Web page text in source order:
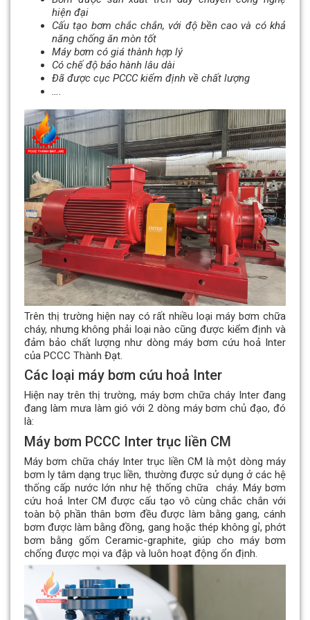
hiện đại
Cấu tạo bơm chắc chắn, với độ bền cao và có khả
năng chống ăn mòn tốt
Máy bơm có giá thành hợp lý
Có chế độ bảo hành lâu dài
Đã được cục PCCC kiểm định về chất lượng
….
Trên thị trường hiện nay có rất nhiều loại máy bơm chữa
cháy, nhưng không phải loại nào cũng được kiểm định và
đảm bảo chất lượng như dòng máy bơm cứu hoả Inter
của PCCC Thành Đạt.
Các loại máy bơm cứu hoả Inter
Hiện nay trên thị trường, máy bơm chữa cháy Inter đang
đang làm mưa làm gió với 2 dòng máy bơm chủ đạo, đó
là:
Máy bơm PCCC Inter trục liền CM
Máy bơm chữa cháy Inter trục liền CM là một dòng máy
bơm ly tâm dạng trục liền, thường được sử dụng ở các hệ
thống cấp nước lớn như hệ thống chữa cháy. Máy bơm
cứu hoả Inter CM được cấu tạo vô cùng chắc chắn với
toàn bộ phần thân bơm đều được làm bằng gang, cánh
bơm được làm bằng đồng, gang hoặc thép không gỉ, phớt
bơm bằng gốm Ceramic-graphite, giúp cho máy bơm
chống được mọi va đập và luôn hoạt động ổn định.